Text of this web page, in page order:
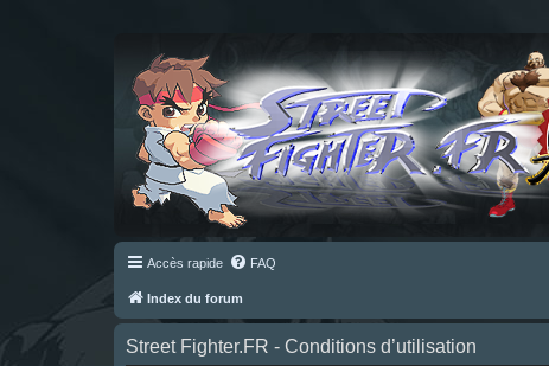
Accès rapide FAQ
Index du forum
Street Fighter.FR - Conditions d’utilisation